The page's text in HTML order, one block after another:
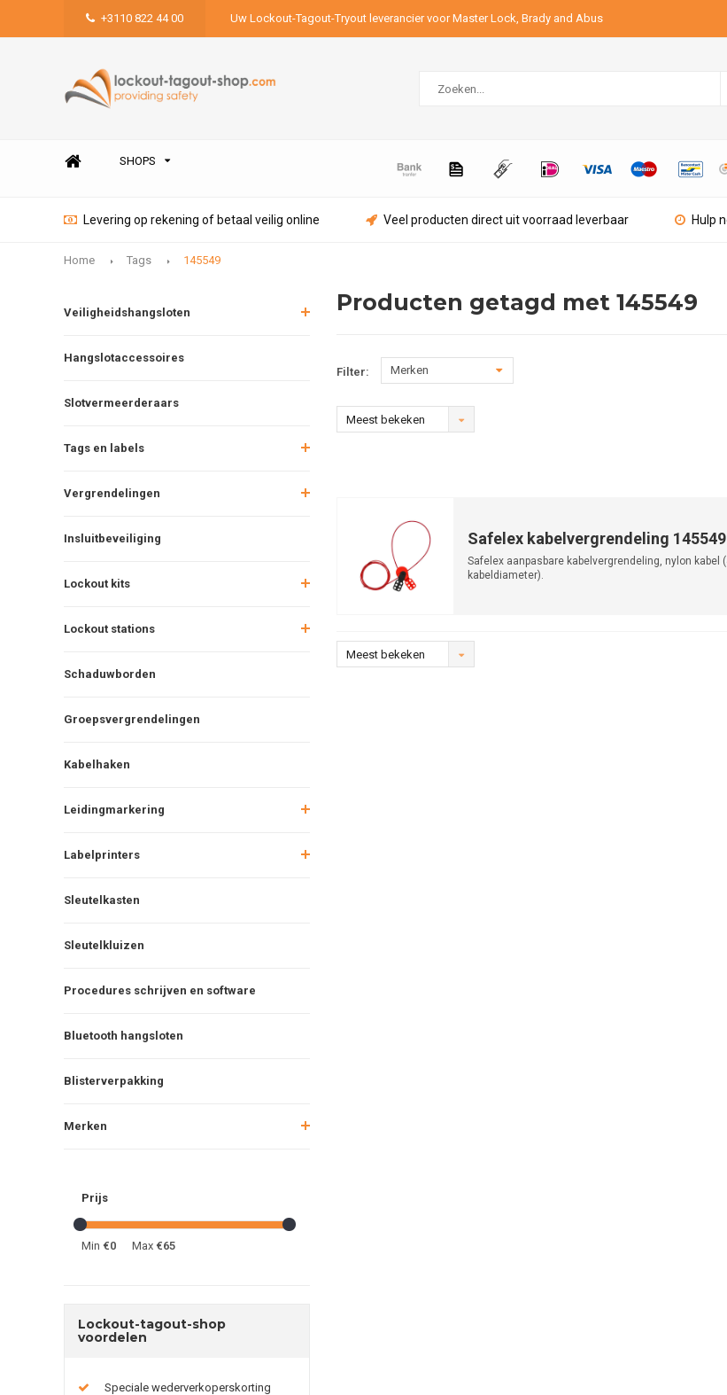
+3110 822 44 00 Uw Lockout-Tagout-Tryout leverancier voor Master Lock, Brady and Abus
SHOPS
Levering op rekening of betaal veilig online Veel producten direct uit voorraad leverbaar Hulp
Home Tags 145549
Veiligheidshangsloten
Hangslotaccessoires
Slotvermeerderaars
Tags en labels
Vergrendelingen
Insluitbeveiliging
Lockout kits
Lockout stations
Schaduwborden
Groepsvergrendelingen
Kabelhaken
Leidingmarkering
Labelprinters
Sleutelkasten
Sleutelkluizen
Procedures schrijven en software
Bluetooth hangsloten
Blisterverpakking
Merken
Prijs
Min €0 Max €65
Lockout-tagout-shop
voordelen
Speciale wederverkoperskorting
Producten getagd met 145549
Filter: Merken
Meest bekeken
Safelex kabelvergrendeling 145549
Safelex aanpasbare kabelvergrendeling, nylon kabel
kabeldiameter).
Meest bekeken